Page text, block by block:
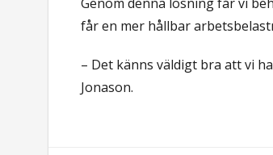
får en mer hållbar
– Det känns väldigt bra att vi
Jonason.